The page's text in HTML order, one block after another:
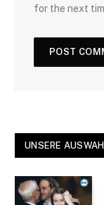
for the next
UNSERE